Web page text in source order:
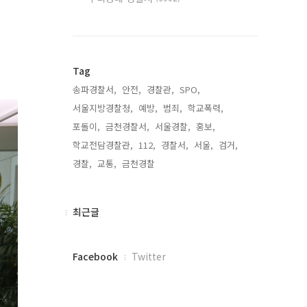
Tag
송파경찰서, 안전, 경찰관, SPO,
서울지방경찰청, 예방, 범죄, 학교폭력,
포돌이, 금천경찰서, 서울경찰, 홍보,
학교전담경찰관, 112, 경찰서, 서울, 검거,
경찰, 교통, 금천경찰,
최
최근글
페
Facebook Twitter